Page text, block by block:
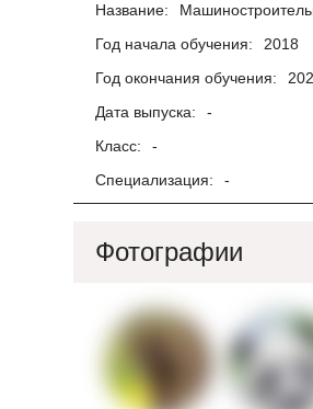
Название:
Год начала обучения:
2018
Год окончания обучения:
Дата выпуска:
-
Класс:
-
Специализация:
-
Фотографии